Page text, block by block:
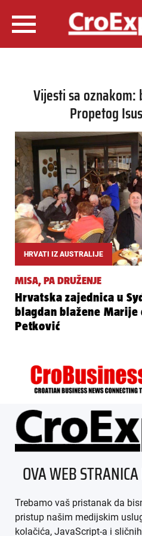
Vijesti sa
Propetog
HRVATI IZ AUSTRALIJE
MISA, PA DRUŽENJE
Hrvatska zajednica u
blagdan blažene Marije
Petković
ÜBER
OVA WEB
Trebamo vaš pristanak da
pristup našim medijskim
kolačića, JavaScript-a i